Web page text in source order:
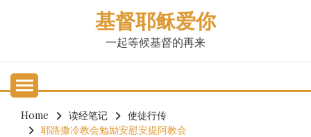
基督耶稣爱你
一起等候基督的再来
Home 读经笔记
使徒行传
耶路撒冷教会勉励安慰安提阿教会